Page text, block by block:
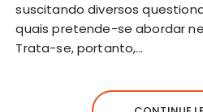
suscitando diversos
quais pretende-se abordar
Trata-se, portanto,…